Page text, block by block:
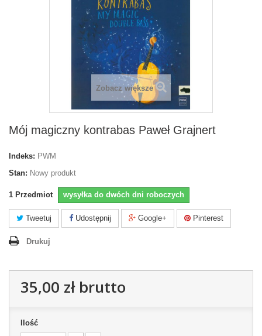
Zobacz większe
Mój magiczny kontrabas Paweł Grajnert
Indeks: PWM
Stan: Nowy produkt
1 Przedmiot wysyłka do dwóch dni roboczych
Tweetuj Udostępnij Google+ Pinterest
Drukuj
35,00 złbrutto
Ilość